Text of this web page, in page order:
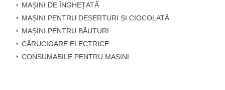
MAȘINI DE ÎNGHEȚATĂ
MAȘINI PENTRU DESERTURI ȘI CIOCOLATĂ
MAȘINI PENTRU BĂUTURI
CĂRUCIOARE ELECTRICE
CONSUMABILE PENTRU MAȘINI